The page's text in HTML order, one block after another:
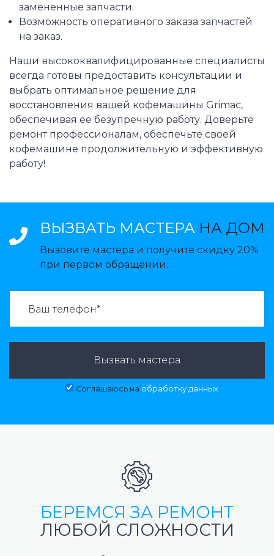
замененные запчасти.
Возможность оперативного заказа запчастей
на заказ.
Наши высококвалифицированные специалисты
всегда готовы предоставить консультации и
выбрать оптимальное решение для
восстановления вашей кофемашины Grimac,
обеспечивая ее безупречную работу. Доверьте
ремонт профессионалам, обеспечьте своей
кофемашине продолжительную и эффективную
работу!
ВЫЗВАТЬ МАСТЕРА НА ДОМ
Вызовите мастера и получите скидку 20%
при первом обращении.
Вызвать мастера
Соглашаюсь на обработку данных
БЕРЕМСЯ ЗА РЕМОНТ
ЛЮБОЙ СЛОЖНОСТИ